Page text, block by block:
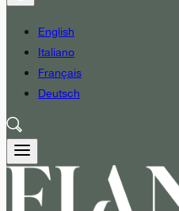
English
Italiano
Français
Deutsch